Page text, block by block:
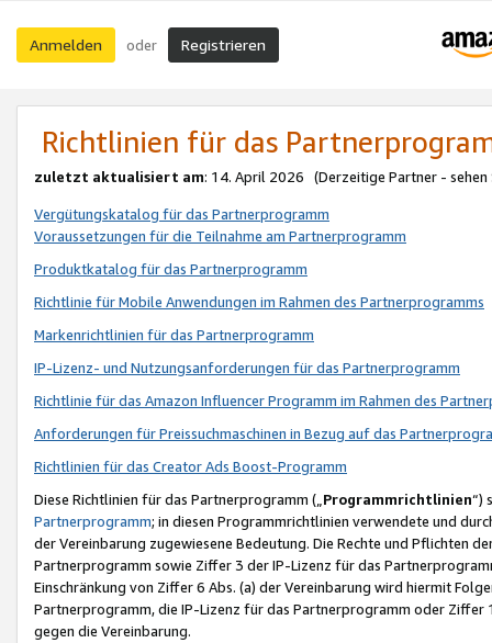
Anmelden oder Registrieren
Richtlinien für das
zuletzt aktualisiert am: 14. April 2026 (Derzeitige Partner - sehen
Vergütungskatalog für das Partnerprogramm
Voraussetzungen für die Teilnahme am Partnerprogramm
Produktkatalog für das Partnerprogramm
Richtlinie für Mobile Anwendungen im Rahmen des Partnerprogramms
Markenrichtlinien für das Partnerprogramm
IP-Lizenz- und Nutzungsanforderungen für das Partnerprogramm
Richtlinie für das Amazon Influencer Programm im Rahmen des
Anforderungen für Preissuchmaschinen in Bezug auf das
Richtlinien für das Creator Ads Boost-Programm
Diese Richtlinien für das Partnerprogramm („Programmrichtlinien“)
Partnerprogramm; in diesen Programmrichtlinien verwendete und
der Vereinbarung zugewiesene Bedeutung. Die Rechte und Pflichten
Partnerprogramm sowie Ziffer 3 der IP-Lizenz für das
Einschränkung von Ziffer 6 Abs. (a) der Vereinbarung wird hiermit
Partnerprogramm, die IP-Lizenz für das Partnerprogramm oder
gegen die Vereinbarung.